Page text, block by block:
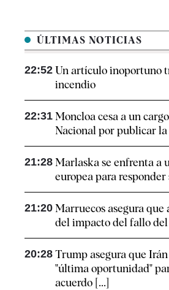
ÚLTIMAS NOTICIAS
22:52 Un artículo inoportuno
incendio
22:31 Moncloa cesa a un
Nacional por publicar la
21:28 Marlaska se enfrenta a
europea para responder
21:20 Marruecos asegura que
del impacto del fallo del
20:28 Trump asegura que
"última oportunidad"
acuerdo [...]